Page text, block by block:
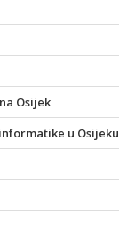
Osijek
u Osijeku